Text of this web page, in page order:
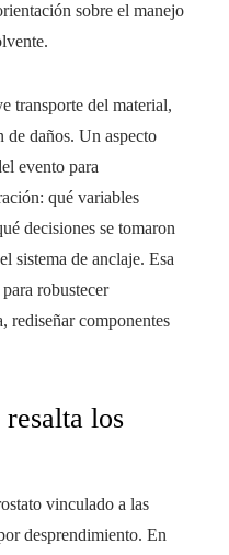
sobre el manejo
transporte del material,
de daños. Un aspecto
evento para
qué variables
decisiones se tomaron
sistema de anclaje. Esa
robustecer
rediseñar componentes
los
vinculado a las
desprendimiento. En